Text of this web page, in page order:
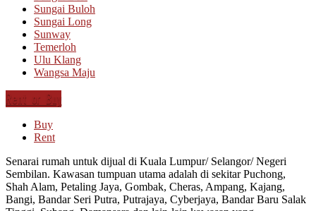
Sungai Buloh
Sungai Long
Sunway
Temerloh
Ulu Klang
Wangsa Maju
Rent or Buy
Buy
Rent
Senarai rumah untuk dijual di Kuala Lumpur/ Selangor/ Negeri
Sembilan. Kawasan tumpuan utama adalah di sekitar Puchong,
Shah Alam, Petaling Jaya, Gombak, Cheras, Ampang, Kajang,
Bangi, Bandar Seri Putra, Putrajaya, Cyberjaya, Bandar Baru Salak